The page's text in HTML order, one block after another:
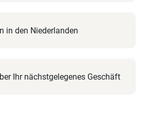
in den Niederlanden
Ihr nächstgelegenes Geschäft